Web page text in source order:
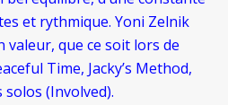
et rythmique. Yoni Zelnik
valeur, que ce soit lors de
Time, Jacky’s Method,
(Involved).